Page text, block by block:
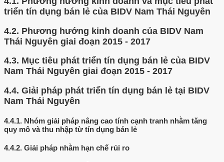
triển tín dụng bán lẻ của BIDV Nam Thái Nguyên
4.2. Phương hướng kinh doanh của BIDV Nam
Thái Nguyên giai đoạn 2015 - 2017
4.3. Mục tiêu phát triển tín dụng bán lẻ của BIDV
Nam Thái Nguyên giai đoạn 2015 - 2017
4.4. Giải pháp phát triển tín dụng bán lẻ tại BIDV
Nam Thái Nguyên
4.4.1. Nhóm giải pháp nâng cao tính cạnh tranh nhằm tăng
quy mô và thu nhập từ tín dụng bán lẻ
4.4.2. Giải pháp nhằm hạn chế rủi ro